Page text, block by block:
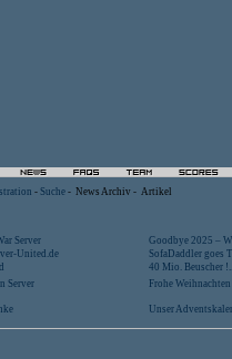
- Suche - News Archiv - Artikel
Server
Goodbye 2025 –
United.de
SofaDaddler goes
40 Mio. Beuscher
Server
Frohe
Unser